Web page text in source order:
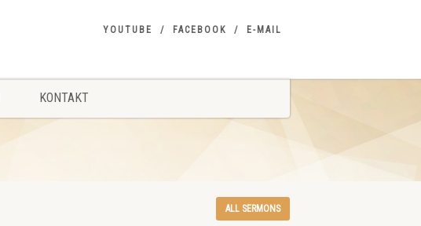
YOUTUBE FACEBOOK E-MAIL
KONTAKT
ALL SERMONS